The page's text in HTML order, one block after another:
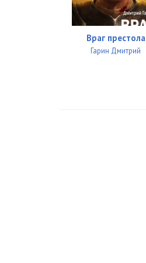
26.Глава 26
27.Глава 27
28.Глава 28
Враг престола
Гарин Дмитрий